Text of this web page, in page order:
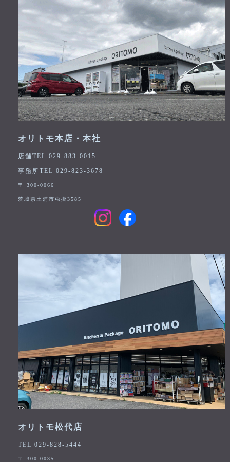
オリトモ本店・本社
店舗TEL 029-883-0015
事務所TEL 029-823-3678
〒 300-0066
茨城県土浦市虫掛3585
オリトモ松代店
TEL 029-828-5444
〒 300-0035